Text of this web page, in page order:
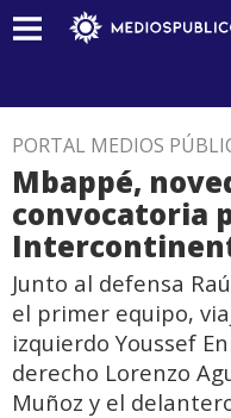
PORTAL MEDIOS
Mbappé,
convocatoria
Junto al defensa
el primer equipo,
izquierdo Youssef
derecho Lorenzo
Muñoz y el